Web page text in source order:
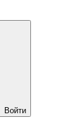
Войти